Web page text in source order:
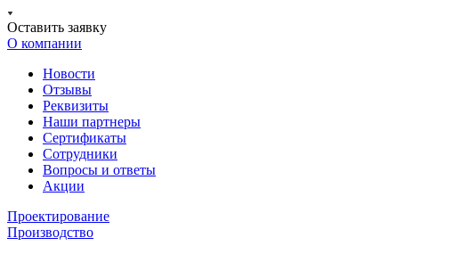
Оставить заявку
О компании
Новости
Отзывы
Реквизиты
Наши партнеры
Сертификаты
Сотрудники
Вопросы и ответы
Акции
Проектирование
Производство